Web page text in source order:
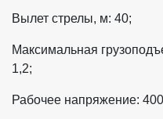
Вылет стрелы, м: 40;
Максимальная
1,2;
Рабочее напряжение: